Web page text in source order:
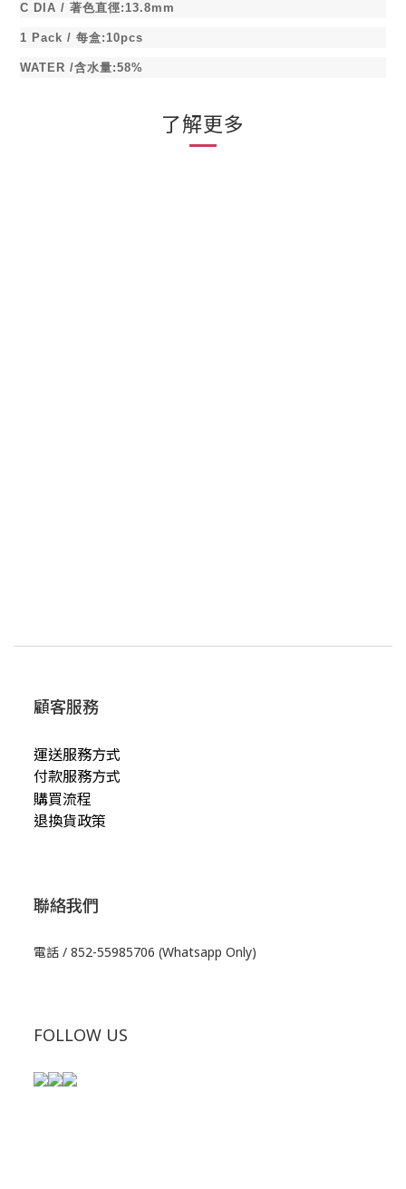
C DIA / 著色直徑:13.8mm
1 Pack / 每盒:10pcs
WATER /含水量:58%
了解更多
顧客服務
運送服務方式
付款服務方式
購買流程
退換貨政策
聯絡我們
電話 / 852-55985706 (Whatsapp Only)
FOLLOW US